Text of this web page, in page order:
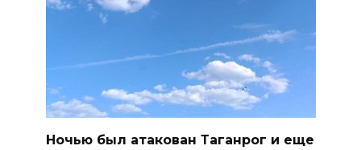
Ночью был атакован Таганрог и еще